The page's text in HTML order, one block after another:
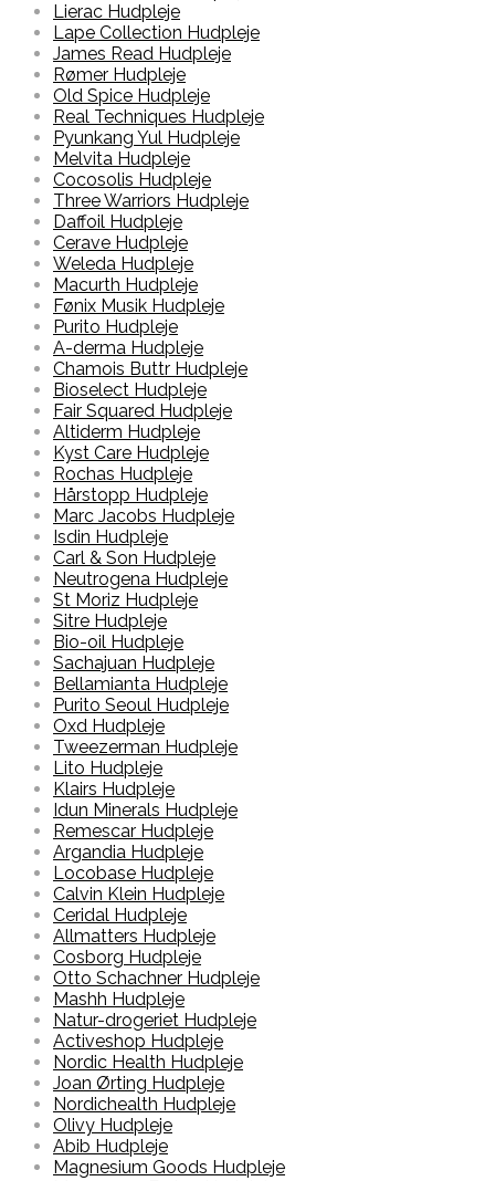
Lierac Hudpleje
Lape Collection Hudpleje
James Read Hudpleje
Rømer Hudpleje
Old Spice Hudpleje
Real Techniques Hudpleje
Pyunkang Yul Hudpleje
Melvita Hudpleje
Cocosolis Hudpleje
Three Warriors Hudpleje
Daffoil Hudpleje
Cerave Hudpleje
Weleda Hudpleje
Macurth Hudpleje
Fønix Musik Hudpleje
Purito Hudpleje
A-derma Hudpleje
Chamois Buttr Hudpleje
Bioselect Hudpleje
Fair Squared Hudpleje
Altiderm Hudpleje
Kyst Care Hudpleje
Rochas Hudpleje
Hårstopp Hudpleje
Marc Jacobs Hudpleje
Isdin Hudpleje
Carl & Son Hudpleje
Neutrogena Hudpleje
St Moriz Hudpleje
Sitre Hudpleje
Bio-oil Hudpleje
Sachajuan Hudpleje
Bellamianta Hudpleje
Purito Seoul Hudpleje
Oxd Hudpleje
Tweezerman Hudpleje
Lito Hudpleje
Klairs Hudpleje
Idun Minerals Hudpleje
Remescar Hudpleje
Argandia Hudpleje
Locobase Hudpleje
Calvin Klein Hudpleje
Ceridal Hudpleje
Allmatters Hudpleje
Cosborg Hudpleje
Otto Schachner Hudpleje
Mashh Hudpleje
Natur-drogeriet Hudpleje
Activeshop Hudpleje
Nordic Health Hudpleje
Joan Ørting Hudpleje
Nordichealth Hudpleje
Olivy Hudpleje
Abib Hudpleje
Magnesium Goods Hudpleje